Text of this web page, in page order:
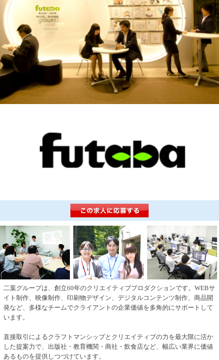
二葉グループは、創立60年のクリエイティブプロダクションです。WEBサ
イト制作、映像制作、印刷物デザイン、デジタルコンテンツ制作、商品開
発など、多様なチームでクライアントの企業価値を多角的にサポートして
います。
直接取引によるクラフトマンシップとクリエイティブの力を最大限に活か
した提案力で、出版社・教育機関・商社・飲食店など、幅広い業界に価値
あるものを提供しつづけています。